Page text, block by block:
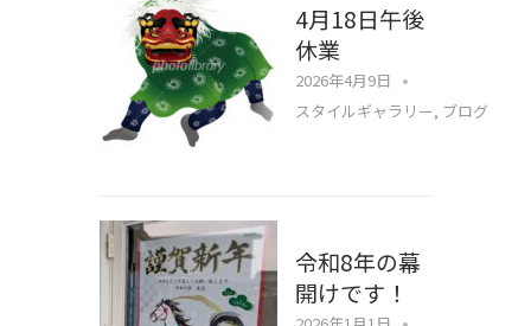
4月18日午後
休業
2026年4月9日
スタイルギャラリー, ブログ
令和8年の幕
開けです！